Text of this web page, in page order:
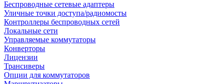
Беспроводные сетевые адаптеры
Уличные точки доступа/радиомосты
Контроллеры беспроводных сетей
Локальные сети
Управляемые коммутаторы
Конверторы
Лицензии
Трансиверы
Опции для коммутаторов